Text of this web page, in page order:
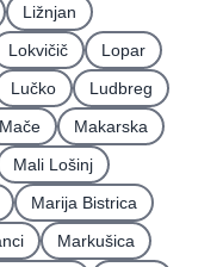
Ližnjan
Lokvičič
Lopar
Lučko
Ludbreg
Mače
Makarska
Mali Lošinj
Marija Bistrica
Markušica